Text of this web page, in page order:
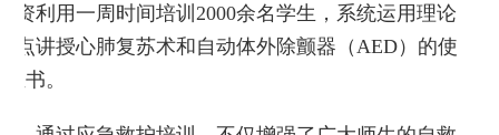
利用一周时间培训2000余名学生，系统运用理论
点讲授心肺复苏术和自动体外除颤器（AED）的使
书。